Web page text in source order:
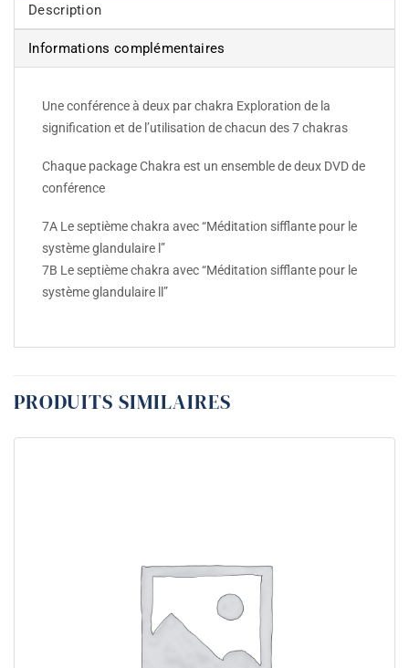
Description
Informations complémentaires
Une conférence à deux par chakra Exploration de la
signification et de l’utilisation de chacun des 7 chakras
Chaque package Chakra est un ensemble de deux DVD de
conférence
7A Le septième chakra avec “Méditation sifflante pour le
système glandulaire l”
7B Le septième chakra avec “Méditation sifflante pour le
système glandulaire ll”
PRODUITS SIMILAIRES